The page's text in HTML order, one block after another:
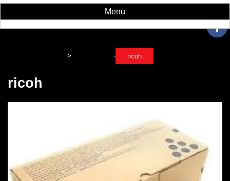
Menu
> - ricoh
ricoh